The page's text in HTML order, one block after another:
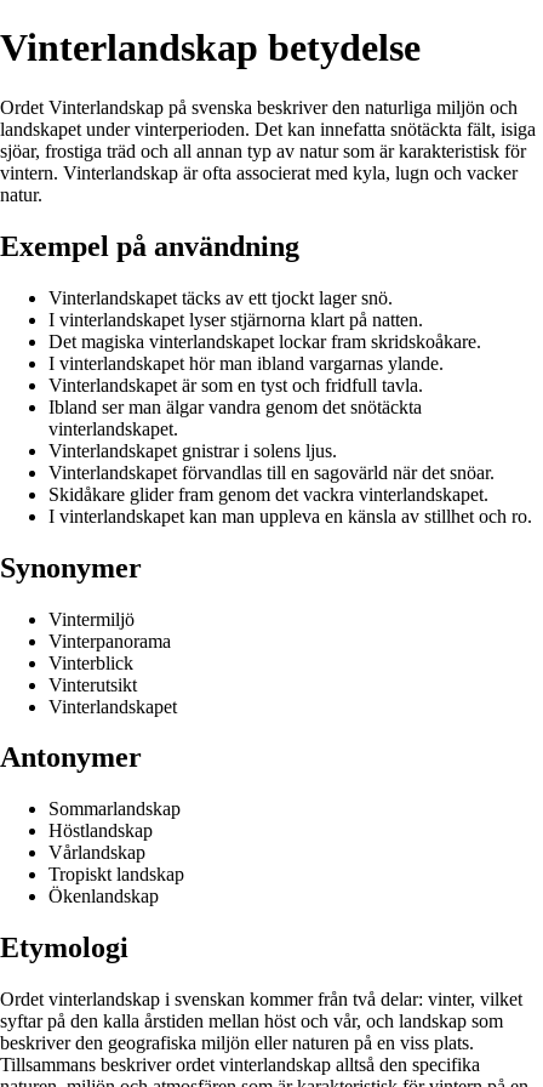
Vinterlandskap betydelse
Ordet Vinterlandskap på svenska beskriver den naturliga miljön och
landskapet under vinterperioden. Det kan innefatta snötäckta fält, isiga
sjöar, frostiga träd och all annan typ av natur som är karakteristisk för
vintern. Vinterlandskap är ofta associerat med kyla, lugn och vacker
natur.
Exempel på användning
Vinterlandskapet täcks av ett tjockt lager snö.
I vinterlandskapet lyser stjärnorna klart på natten.
Det magiska vinterlandskapet lockar fram skridskoåkare.
I vinterlandskapet hör man ibland vargarnas ylande.
Vinterlandskapet är som en tyst och fridfull tavla.
Ibland ser man älgar vandra genom det snötäckta
vinterlandskapet.
Vinterlandskapet gnistrar i solens ljus.
Vinterlandskapet förvandlas till en sagovärld när det snöar.
Skidåkare glider fram genom det vackra vinterlandskapet.
I vinterlandskapet kan man uppleva en känsla av stillhet och ro.
Synonymer
Vintermiljö
Vinterpanorama
Vinterblick
Vinterutsikt
Vinterlandskapet
Antonymer
Sommarlandskap
Höstlandskap
Vårlandskap
Tropiskt landskap
Ökenlandskap
Etymologi
Ordet vinterlandskap i svenskan kommer från två delar: vinter, vilket
syftar på den kalla årstiden mellan höst och vår, och landskap som
beskriver den geografiska miljön eller naturen på en viss plats.
Tillsammans beskriver ordet vinterlandskap alltså den specifika